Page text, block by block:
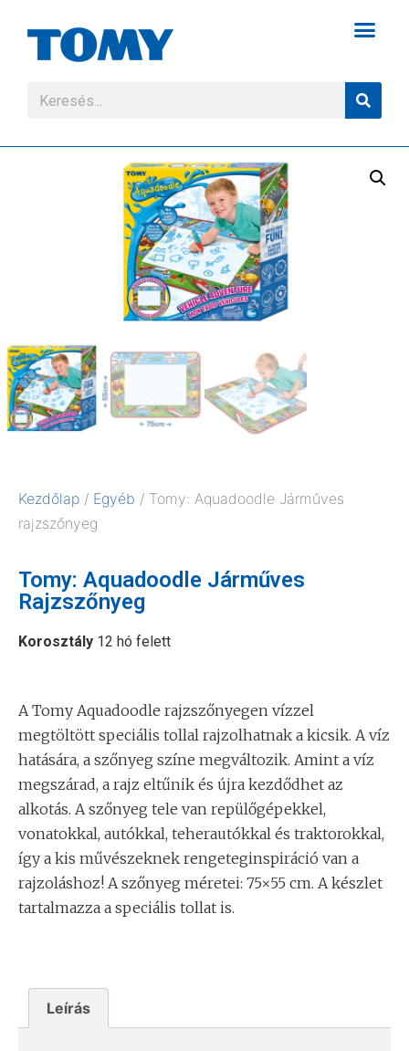
Kezdőlap / Egyéb / Tomy: Aquadoodle Járműves
rajzszőnyeg
Tomy: Aquadoodle Járműves
Rajzszőnyeg
Korosztály 12 hó felett
A Tomy Aquadoodle rajzszőnyegen vízzel
megtöltött speciális tollal rajzolhatnak a kicsik. A víz
hatására, a szőnyeg színe megváltozik. Amint a víz
megszárad, a rajz eltűnik és újra kezdődhet az
alkotás. A szőnyeg tele van repülőgépekkel,
vonatokkal, autókkal, teherautókkal és traktorokkal,
így a kis művészeknek rengeteginspiráció van a
rajzoláshoz! A szőnyeg méretei: 75×55 cm. A készlet
tartalmazza a speciális tollat is.
Leírás